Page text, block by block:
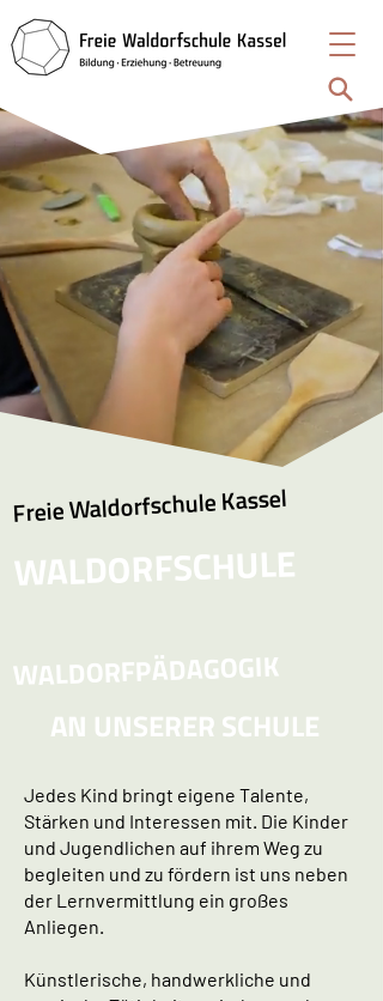
WALDORFSCHULE
Freie Waldorfschule Kassel
WALDORFPÄDAGOGIK
AN UNSERER SCHULE
Jedes Kind bringt eigene Talente,
Stärken und Interessen mit. Die Kinder
und Jugendlichen auf ihrem Weg zu
begleiten und zu fördern ist uns neben
der Lernvermittlung ein großes
Anliegen.
Künstlerische, handwerkliche und